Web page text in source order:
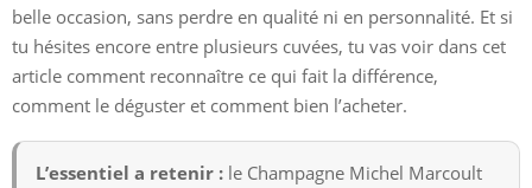
belle occasion, sans perdre en qualité ni en personnalité. Et si
tu hésites encore entre plusieurs cuvées, tu vas voir dans cet
article comment reconnaître ce qui fait la différence,
comment le déguster et comment bien l’acheter.
L’essentiel a retenir : le Champagne Michel Marcoult